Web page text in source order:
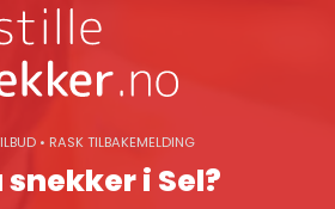
• RASK TILBAKEMELDING
i Sel?